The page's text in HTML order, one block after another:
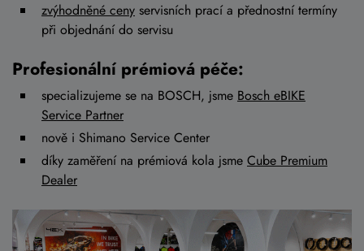
zvýhodněné ceny servisních prací a přednostní termíny
při objednání do servisu
Profesionální prémiová péče:
specializujeme se na BOSCH, jsme Bosch eBIKE
Service Partner
nově i Shimano Service Center
díky zaměření na prémiová kola jsme Cube Premium
Dealer